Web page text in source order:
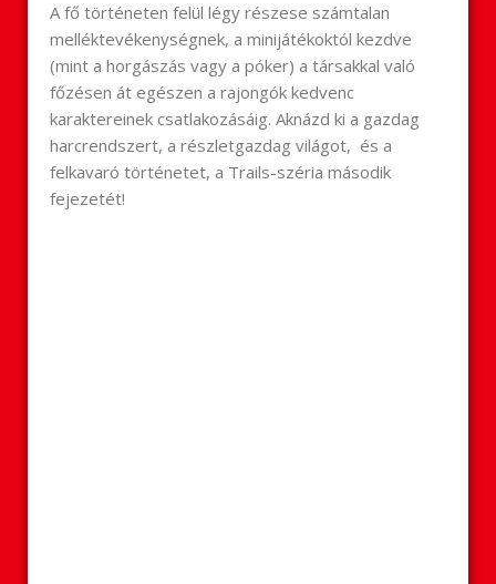
A fő történeten felül légy részese számtalan
melléktevékenységnek, a minijátékoktól kezdve
(mint a horgászás vagy a póker) a társakkal való
főzésen át egészen a rajongók kedvenc
karaktereinek csatlakozásáig. Aknázd ki a gazdag
harcrendszert, a részletgazdag világot, és a
felkavaró történetet, a Trails-széria második
fejezetét!